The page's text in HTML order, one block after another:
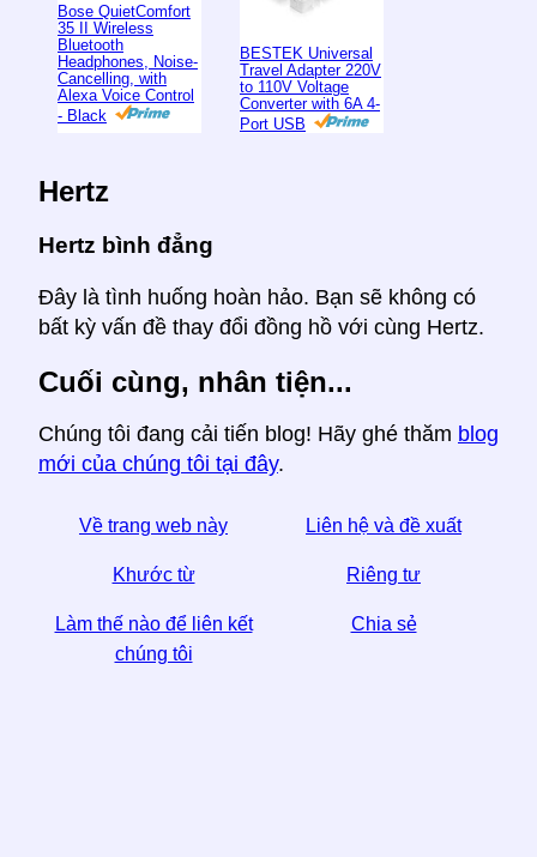
Bose QuietComfort
35 II Wireless
Bluetooth
Headphones, Noise-
Cancelling, with
Alexa Voice Control
- Black
BESTEK Universal
Travel Adapter 220V
to 110V Voltage
Converter with 6A 4-
Port USB
Hertz
Hertz bình đẳng
Đây là tình huống hoàn hảo. Bạn sẽ không có
bất kỳ vấn đề thay đổi đồng hồ với cùng Hertz.
Cuối cùng, nhân tiện...
Chúng tôi đang cải tiến blog! Hãy ghé thăm blog
mới của chúng tôi tại đây.
Về trang web này Liên hệ và đề xuất
Khước từ Riêng tư
Làm thế nào để liên kết
chúng tôi
Chia sẻ